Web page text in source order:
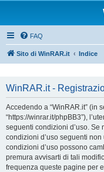
FAQ
Sito di WinRAR.it Indice
WinRAR.it -
Accedendo a “WinRAR.it” (in
“https://winrar.it/phpBB3”),
seguenti condizioni d’uso.
condizioni d’uso seguenti non
condizioni d’uso possono
premura avvisarti di tali
frequenza queste pagine per